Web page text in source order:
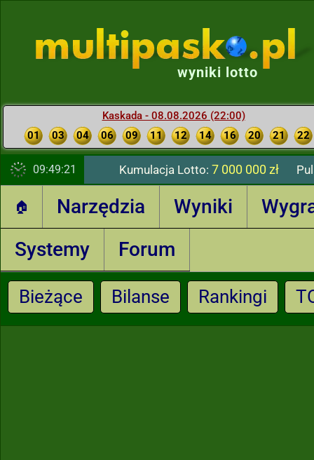
wyniki lotto
Kaskada - 08.08.2026 (22:00)
01
03 04 06 09 11 12 14 16 20 21 22
09:49:22 Kumulacja Lotto: 7 000 000 zł
🏠 Narzędzia Wyniki
Systemy
Forum
Bieżące Bilanse Rankingi